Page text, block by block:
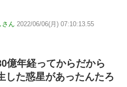
さん 2022/06/06(月) 07:10:13.55
億年経ってからだから
した惑星があったんたろ